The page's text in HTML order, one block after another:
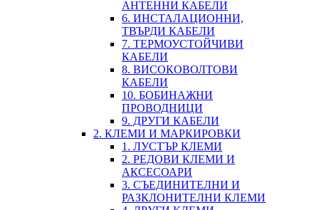
АНТЕННИ КАБЕЛИ
6. ИНСТАЛАЦИОННИ,
ТВЪРДИ КАБЕЛИ
7. ТЕРМОУСТОЙЧИВИ
КАБЕЛИ
8. ВИСОКОВОЛТОВИ
КАБЕЛИ
10. БОБИНАЖНИ
ПРОВОДНИЦИ
9. ДРУГИ КАБЕЛИ
2. КЛЕМИ И МАРКИРОВКИ
1. ЛУСТЪР КЛЕМИ
2. РЕДОВИ КЛЕМИ И
АКСЕСОАРИ
3. СЪЕДИНИТЕЛНИ И
РАЗКЛОНИТЕЛНИ КЛЕМИ